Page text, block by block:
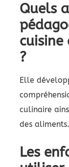
Quels
cuisine
?
Elle
culinaire
des aliments.
Les